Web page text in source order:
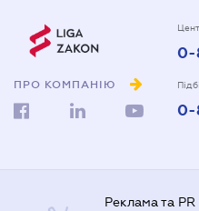
ПРО КОМПАНІЮ
0-
0-
Реклама та PR